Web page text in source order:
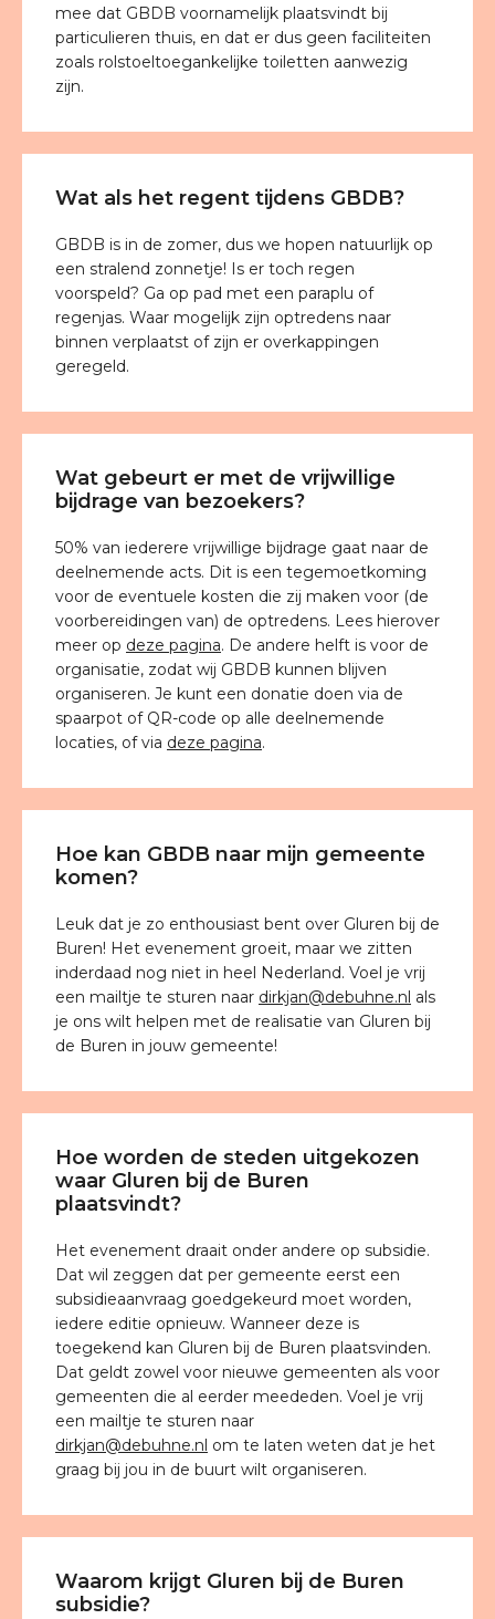
mee dat GBDB voornamelijk plaatsvindt bij
particulieren thuis, en dat er dus geen faciliteiten
zoals rolstoeltoegankelijke toiletten aanwezig
zijn.
Wat als het regent tijdens GBDB?
GBDB is in de zomer, dus we hopen natuurlijk op
een stralend zonnetje! Is er toch regen
voorspeld? Ga op pad met een paraplu of
regenjas. Waar mogelijk zijn optredens naar
binnen verplaatst of zijn er overkappingen
geregeld.
Wat gebeurt er met de vrijwillige
bijdrage van bezoekers?
50% van iederere vrijwillige bijdrage gaat naar de
deelnemende acts. Dit is een tegemoetkoming
voor de eventuele kosten die zij maken voor (de
voorbereidingen van) de optredens. Lees hierover
meer op deze pagina. De andere helft is voor de
organisatie, zodat wij GBDB kunnen blijven
organiseren. Je kunt een donatie doen via de
spaarpot of QR-code op alle deelnemende
locaties, of via deze pagina.
Hoe kan GBDB naar mijn gemeente
komen?
Leuk dat je zo enthousiast bent over Gluren bij de
Buren! Het evenement groeit, maar we zitten
inderdaad nog niet in heel Nederland. Voel je vrij
een mailtje te sturen naar dirkjan@debuhne.nl als
je ons wilt helpen met de realisatie van Gluren bij
de Buren in jouw gemeente!
Hoe worden de steden uitgekozen
waar Gluren bij de Buren
plaatsvindt?
Het evenement draait onder andere op subsidie.
Dat wil zeggen dat per gemeente eerst een
subsidieaanvraag goedgekeurd moet worden,
iedere editie opnieuw. Wanneer deze is
toegekend kan Gluren bij de Buren plaatsvinden.
Dat geldt zowel voor nieuwe gemeenten als voor
gemeenten die al eerder meededen. Voel je vrij
een mailtje te sturen naar
dirkjan@debuhne.nl om te laten weten dat je het
graag bij jou in de buurt wilt organiseren.
Waarom krijgt Gluren bij de Buren
subsidie?